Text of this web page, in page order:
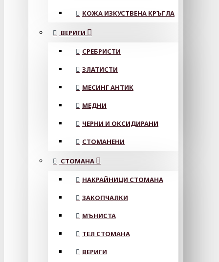
КОЖА ИЗКУСТВЕНА КРЪГЛА
ВЕРИГИ
СРЕБРИСТИ
ЗЛАТИСТИ
МЕСИНГ АНТИК
МЕДНИ
ЧЕРНИ И ОКСИДИРАНИ
СТОМАНЕНИ
СТОМАНА
НАКРАЙНИЦИ СТОМАНА
ЗАКОПЧАЛКИ
МЪНИСТА
ТЕЛ СТОМАНА
ВЕРИГИ